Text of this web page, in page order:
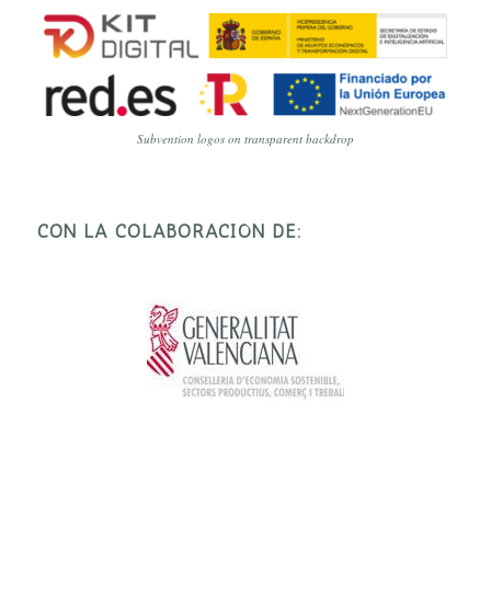
Subvention logos on transparent backdrop
CON LA COLABORACIÓN DE: